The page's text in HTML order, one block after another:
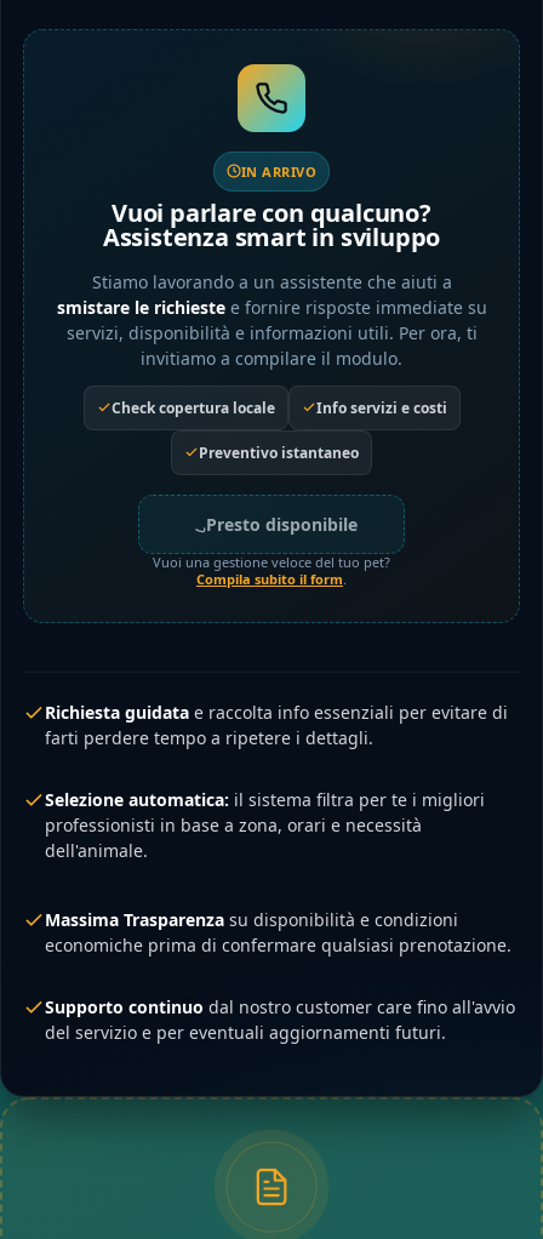
IN ARRIVO
Vuoi parlare con qualcuno?
Assistenza smart in sviluppo
Stiamo lavorando a un assistente che aiuti a
smistare le richiestee fornire risposte immediate su
servizi, disponibilità e informazioni utili. Per ora, ti
invitiamo a compilare il modulo.
Check copertura locale Info servizi e costi
Preventivo istantaneo
Presto disponibile
Vuoi una gestione veloce del tuo pet?
Compila subito il form
Richiesta guidata e raccolta info essenziali per evitare di
farti perdere tempo a ripetere i dettagli.
Selezione automatica: il sistema filtra per te i migliori
professionisti in base a zona, orari e necessità
dell'animale.
Massima Trasparenza su disponibilità e condizioni
economiche prima di confermare qualsiasi prenotazione.
Supporto continuo dal nostro customer care fino all'avvio
del servizio e per eventuali aggiornamenti futuri.